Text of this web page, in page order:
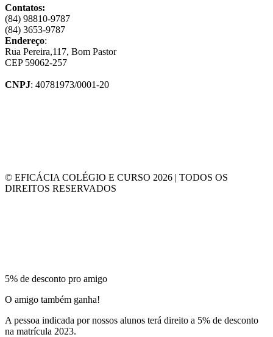
Contatos:
(84) 98810-9787
(84) 3653-9787
Endereço:
Rua Pereira,117, Bom Pastor
CEP 59062-257
CNPJ: 40781973/0001-20
© EFICÁCIA COLÉGIO E CURSO 2026 | TODOS OS
DIREITOS RESERVADOS
5% de desconto pro amigo
O amigo também ganha!
A pessoa indicada por nossos alunos terá direito a 5% de desconto
na matrícula 2023.